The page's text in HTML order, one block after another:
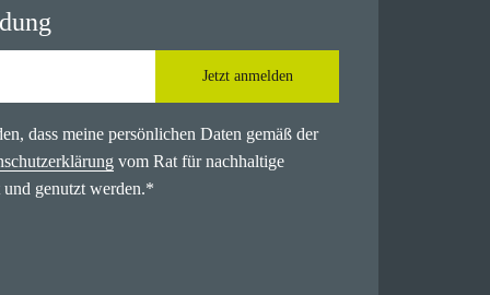
Jetzt anmelden
dass meine persönlichen Daten gemäß der
vom Rat für nachhaltige
genutzt werden.*